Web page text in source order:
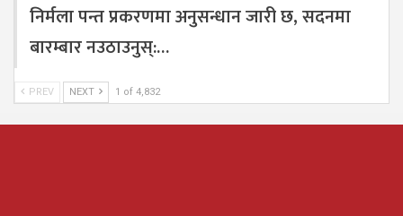
निर्मला पन्त प्रकरणमा अनुसन्धान जारी छ, सदनमा
बारम्बार नउठाउनुस्:…
PREV NEXT 1 of 4,832